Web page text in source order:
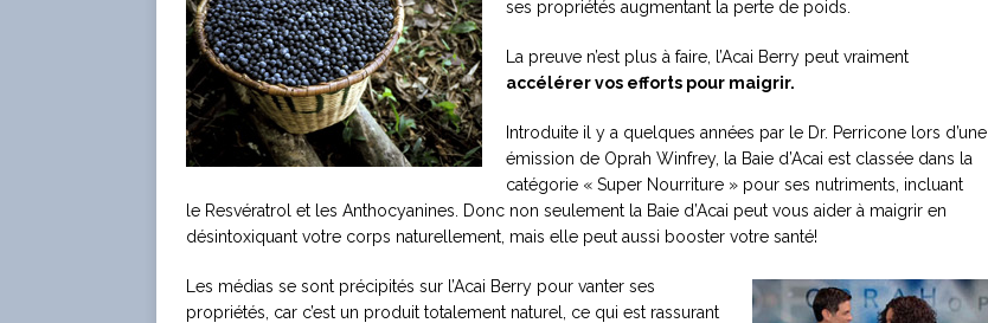
ses propriétés augmentant la perte de poids.
La preuve n’est plus à faire, l’Acai Berry peut vraiment
accélérer vos efforts pour maigrir.
Introduite il y a quelques années par le Dr. Perricone lors d’une
émission de Oprah Winfrey, la Baie d’Acai est classée dans la
catégorie « Super Nourriture » pour ses nutriments, incluant
le Resvératrol et les Anthocyanines. Donc non seulement la Baie d’Acai peut vous aider à maigrir en
désintoxiquant votre corps naturellement, mais elle peut aussi booster votre santé!
Les médias se sont précipités sur l’Acai Berry pour vanter ses
propriétés, car c’est un produit totalement naturel, ce qui est rassurant